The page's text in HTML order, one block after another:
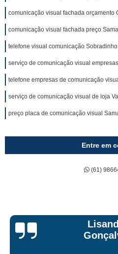
comunicação visual fachada orçamento
comunicação visual fachada preço
telefone visual comunicação Sobradinho
serviço de comunicação visual
telefone empresas de comunicação
serviço de comunicação visual de loja
preço placa de comunicação visual
Entre em
(61)